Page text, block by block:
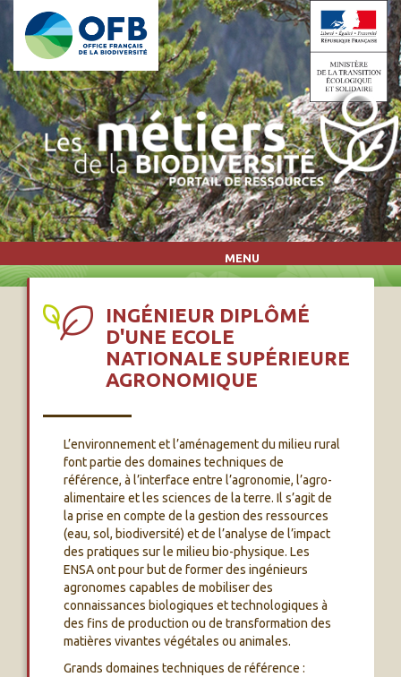
Aller au contenu principal
MENU
INGÉNIEUR DIPLÔMÉ
D'UNE ECOLE
NATIONALE SUPÉRIEURE
AGRONOMIQUE
L’environnement et l’aménagement du milieu rural
font partie des domaines techniques de
référence, à l’interface entre l’agronomie, l’agro-
alimentaire et les sciences de la terre. Il s’agit de
la prise en compte de la gestion des ressources
(eau, sol, biodiversité) et de l’analyse de l’impact
des pratiques sur le milieu bio-physique. Les
ENSA ont pour but de former des ingénieurs
agronomes capables de mobiliser des
connaissances biologiques et technologiques à
des fins de production ou de transformation des
matières vivantes végétales ou animales.
Grands domaines techniques de référence :